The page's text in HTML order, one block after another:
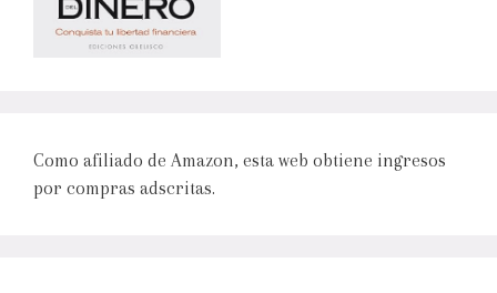
Como afiliado de Amazon, esta web obtiene ingresos
por compras adscritas.